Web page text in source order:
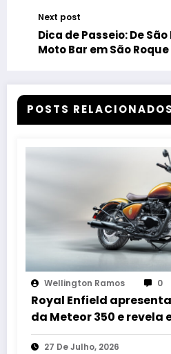
Next post
Dica de Passeio: De
Moto Bar em São Roque
POSTS RELACIONADOS
Wellington Ramos 0
Royal Enfield
da Meteor 350 e revela
especial da Classic
27 De Julho, 2026